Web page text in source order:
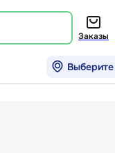
Заказы